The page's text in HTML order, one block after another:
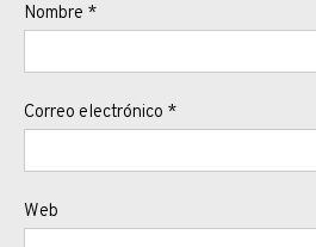
Nombre *
Correo electrónico *
Web